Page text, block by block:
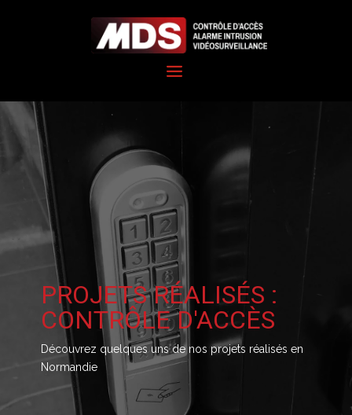
PROJETS RÉALISÉS :
CONTRÔLE D'ACCÈS
Découvrez quelques uns de nos projets réalisés en
Normandie